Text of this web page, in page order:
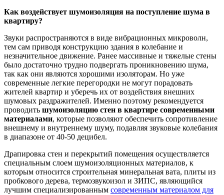
Как воздействует шумоизоляция на поступление шума в
квартиру?
Звуки распространяются в виде вибрационных микроволн,
тем сам приводя конструкцию здания в колебание и
незначительное движение. Ранее массивные и тяжелые стены
было достаточно трудно подвергать проникновению шума,
так как они являются хорошими изоляторам. Но уже
современные легкие перегородки не могут порадовать
жителей квартир и уберечь их от воздействия внешних
шумовых раздражителей. Именно поэтому рекомендуется
проводить шумоизоляцию стен в квартире современными
материалами, которые позволяют обеспечить сопротивление
внешнему и внутреннему шуму, подавляя звуковые колебания
в диапазоне от 40-50 децибел.
Драпировка стен и перекрытий помещения осуществляется
специальным слоем шумоизоляционных материалов, к
которым относится строительная минеральная вата, плиты из
пробкового дерева, термозвукоизол и ЗИПС, являющийся
лучшим специализированным современным материалом для